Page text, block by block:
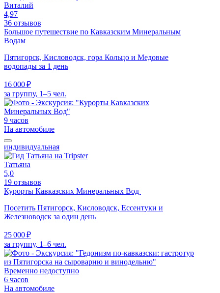
Виталий
4,97
36 отзывов
Большое путешествие по Кавказским Минеральным
Водам
Пятигорск, Кисловодск, гора Кольцо и Медовые
водопады за 1 день
16 000 ₽
за группу, 1–5 чел.
9 часов
На автомобиле
индивидуальная
Татьяна
5,0
19 отзывов
Курорты Кавказских Минеральных Вод
Посетить Пятигорск, Кисловодск, Ессентуки и
Железноводск за один день
25 000 ₽
за группу, 1–6 чел.
Временно недоступно
6 часов
На автомобиле